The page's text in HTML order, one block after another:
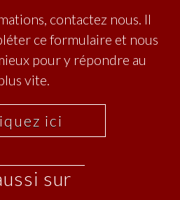
contactez nous. Il
ce formulaire et nous
pour y répondre au
vite.
ici
sur